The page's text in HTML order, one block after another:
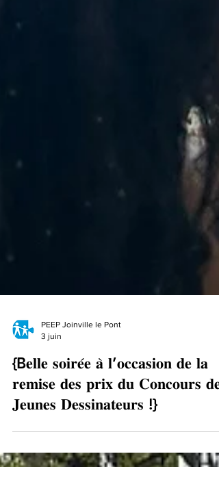
PEEP Joinville le Pont
3 juin
{B𝐞𝐥𝐥𝐞 𝐬𝐨𝐢𝐫𝐞́𝐞 𝐚̀ 𝐥’𝐨𝐜𝐜𝐚𝐬𝐢𝐨𝐧 𝐝𝐞 𝐥𝐚
𝐫𝐞𝐦𝐢𝐬𝐞 𝐝𝐞𝐬 𝐩𝐫𝐢𝐱 𝐝𝐮 𝐂𝐨𝐧𝐜𝐨𝐮𝐫𝐬 𝐝𝐞𝐬